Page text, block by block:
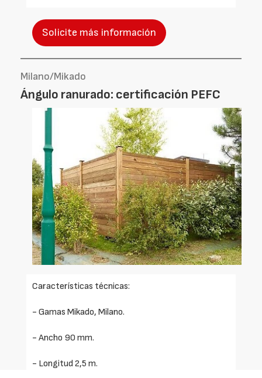
Solicite más información
Milano/Mikado
Ángulo ranurado: certificación PEFC
Características técnicas:
- Gamas Mikado, Milano.
- Ancho 90 mm.
- Longitud 2,5 m.